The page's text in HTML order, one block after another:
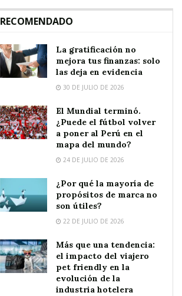
RECOMENDADO
La gratificación no
mejora tus finanzas: solo
las deja en evidencia
30 DE JULIO DE 2026
El Mundial terminó.
¿Puede el fútbol volver
a poner al Perú en el
mapa del mundo?
24 DE JULIO DE 2026
¿Por qué la mayoría de
propósitos de marca no
son útiles?
22 DE JULIO DE 2026
Más que una tendencia:
el impacto del viajero
pet friendly en la
evolución de la
industria hotelera